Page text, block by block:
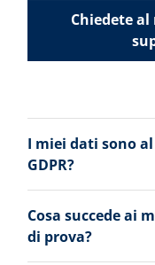
Chiedete
I miei dati sono
GDPR?
Cosa succede ai
di prova?